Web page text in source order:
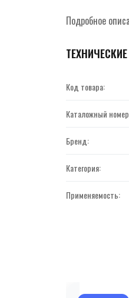
Подробное
Код товара:
Каталожный
Бренд:
Категория:
Применяемость: